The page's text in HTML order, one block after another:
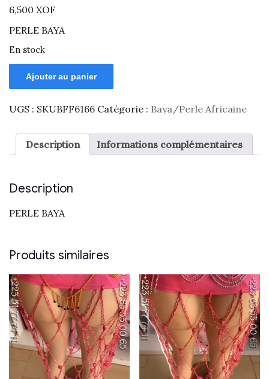
6,500 XOF
PERLE BAYA
En stock
Ajouter au panier
UGS : SKUBFF6166 Catégorie : Baya/Perle Africaine
Description Informations complémentaires
Description
PERLE BAYA
Produits similaires